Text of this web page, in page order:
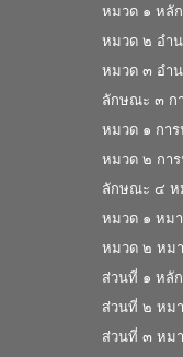
หมวด ๑ หลั
หมวด ๒ อํา
หมวด ๓ อํา
ลักษณะ ๓ ก
หมวด ๑ กา
หมวด ๒ กา
ลักษณะ ๔ ห
หมวด ๑ หม
หมวด ๒ หม
ส่วนที่ ๑ หลั
ส่วนที่ ๒ หม
ส่วนที่ ๓ หม